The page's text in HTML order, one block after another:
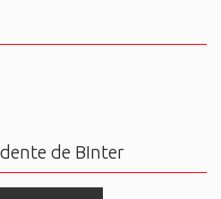
de BInter